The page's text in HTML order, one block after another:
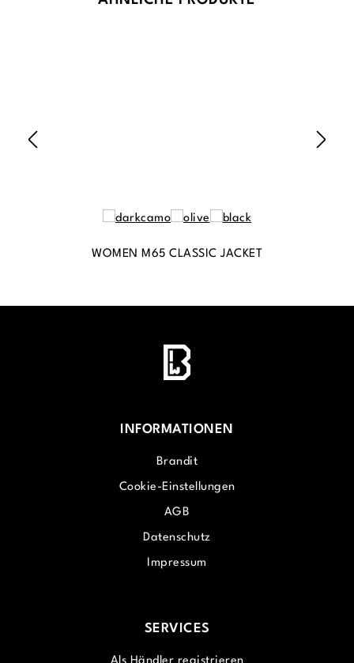
WOMEN M65 CLASSIC JACKET
INFORMATIONEN
Brandit
Cookie-Einstellungen
AGB
Datenschutz
Impressum
SERVICES